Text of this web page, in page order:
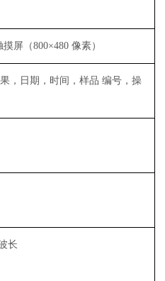
摸屏（800×480像素）
，日期，时间，样品 编号，操
长